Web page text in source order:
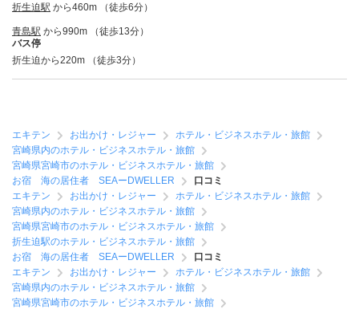
折生迫駅 から460m （徒歩6分）
青島駅 から990m （徒歩13分）
バス停
折生迫から220m （徒歩3分）
エキテン お出かけ・レジャー
ホテル・ビジネスホテル・旅館
宮崎県内のホテル・ビジネスホテル・旅館
宮崎県宮崎市のホテル・ビジネスホテル・旅館
お宿 海の居住者 SEAーDWELLER
口コミ
エキテン
お出かけ・レジャー
ホテル・ビジネスホテル・旅館
宮崎県内のホテル・ビジネスホテル・旅館
宮崎県宮崎市のホテル・ビジネスホテル・旅館
折生迫駅のホテル・ビジネスホテル・旅館
お宿 海の居住者 SEAーDWELLER
口コミ
エキテン
お出かけ・レジャー
ホテル・ビジネスホテル・旅館
宮崎県内のホテル・ビジネスホテル・旅館
宮崎県宮崎市のホテル・ビジネスホテル・旅館